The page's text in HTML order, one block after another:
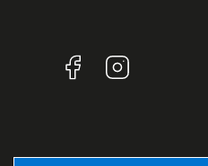
Facebook